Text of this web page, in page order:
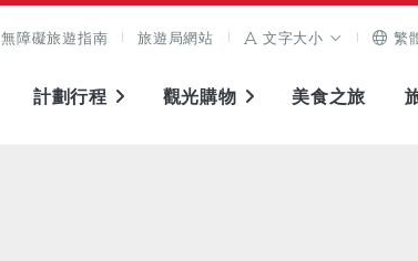
無障礙旅遊指南 旅遊局網站 文字大小 繁
計劃行程 觀光購物 美食之旅